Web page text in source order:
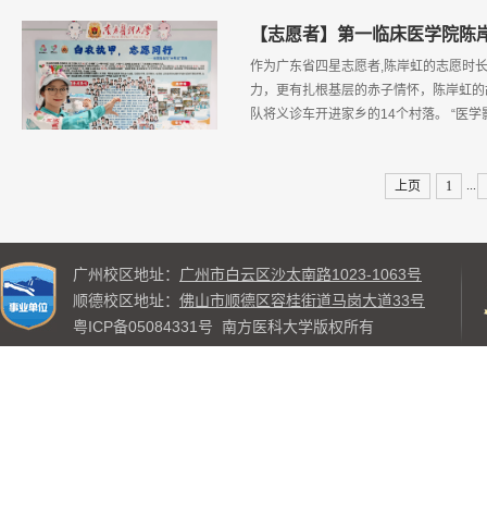
【志愿者】第一临床医学院
作为广东省四星志愿者,陈岸虹的志愿时
力，更有扎根基层的赤子情怀，陈岸虹
队将义诊车开进家乡的14个村落。 “医
上页 1
广州校区地址： 广州市白云区沙太南路1023-1063号
顺德校区地址： 佛山市顺德区容桂街道马岗大道33号
粤ICP备05084331号
南方医科大学版权所有